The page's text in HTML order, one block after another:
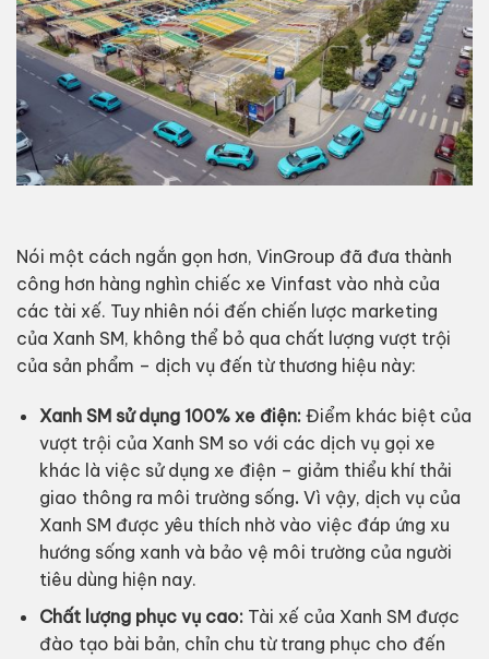
Nói một cách ngắn gọn hơn, VinGroup đã đưa thành
công hơn hàng nghìn chiếc xe Vinfast vào nhà của
các tài xế. Tuy nhiên nói đến chiến lược marketing
của Xanh SM, không thể bỏ qua chất lượng vượt trội
của sản phẩm – dịch vụ đến từ thương hiệu này:
Xanh SM sử dụng 100% xe điện: Điểm khác biệt của
vượt trội của Xanh SM so với các dịch vụ gọi xe
khác là việc sử dụng xe điện – giảm thiểu khí thải
giao thông ra môi trường sống. Vì vậy, dịch vụ của
Xanh SM được yêu thích nhờ vào việc đáp ứng xu
hướng sống xanh và bảo vệ môi trường của người
tiêu dùng hiện nay.
Chất lượng phục vụ cao: Tài xế của Xanh SM được
đào tạo bài bản, chỉn chu từ trang phục cho đến